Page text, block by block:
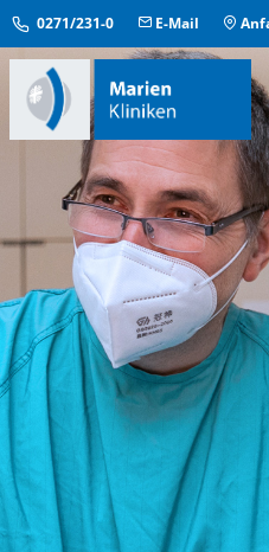
0271/231-0 E-Mail
KLINIKEN & INSTITUTE
MEDIZINISCHE ZENTREN
ÜBERGREIFENDE
PFLEGE & AUFENTHALT
KONTAKT & SERVICE
IM NOTFALL